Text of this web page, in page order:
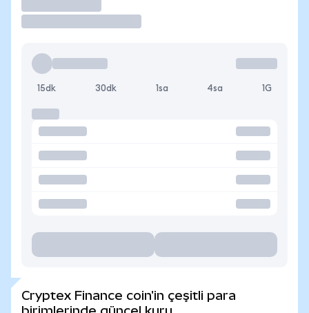
15dk 30dk 1sa 4sa 1G
Cryptex Finance coin'in çeşitli para